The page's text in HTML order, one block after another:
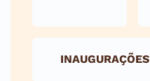
INAUGURAÇÕES